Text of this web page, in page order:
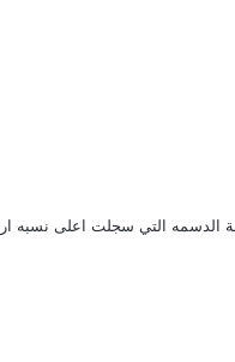
الدسمه التي سجلت اعلى نسبه